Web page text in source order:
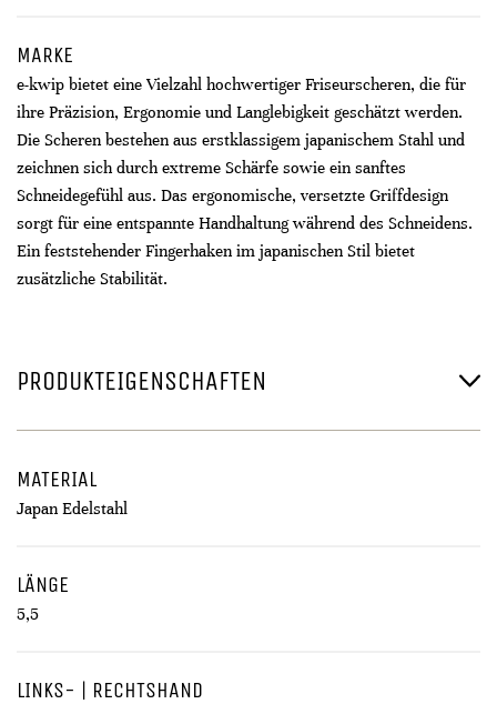
MARKE
e-kwip bietet eine Vielzahl hochwertiger Friseurscheren, die für
ihre Präzision, Ergonomie und Langlebigkeit geschätzt werden.
Die Scheren bestehen aus erstklassigem japanischem Stahl und
zeichnen sich durch extreme Schärfe sowie ein sanftes
Schneidegefühl aus. Das ergonomische, versetzte Griffdesign
sorgt für eine entspannte Handhaltung während des Schneidens.
Ein feststehender Fingerhaken im japanischen Stil bietet
zusätzliche Stabilität.
PRODUKTEIGENSCHAFTEN
MATERIAL
Japan Edelstahl
LÄNGE
5,5
LINKS- | RECHTSHAND